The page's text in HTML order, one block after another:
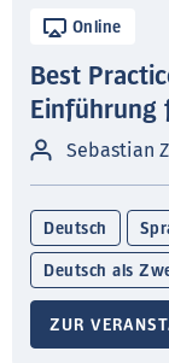
Online
Best
Einführung
Sebastian
Deutsch
Deutsch als
ZUR